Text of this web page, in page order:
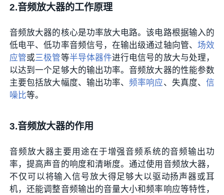
2.音频放大器的工作原理
音频放大器的核心是功率放大电路。该电路根据输入的
低电平、低功率音频信号，在输出级通过轴向管、 场效
应管或三极管等半导体器件进行电信号的放大与处理，
以达到一个足够大的输出功率。音频放大器的性能参数
主要包括放大幅度、输出功率、频率响应、失真度、 信
噪比等。
3.音频放大器的作用
音频放大器主要用途在于增强音频系统的音频输出功
率，提高声音的响度和清晰度。通过使用音频放大器，
不仅可以将输入信号放大得足够大以驱动扬声器或耳
机，还能调整音频输出的音量大小和频率响应等特性，